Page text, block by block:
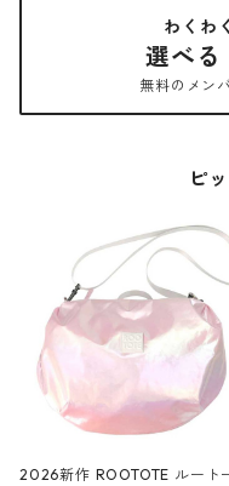
わくわ
選べる
無料のメン
ピ
2026新作 ROOTOTE ルート